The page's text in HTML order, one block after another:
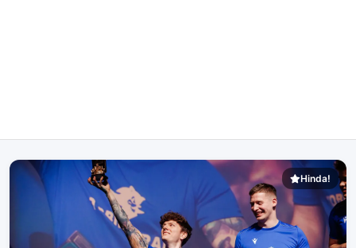
Hinda!